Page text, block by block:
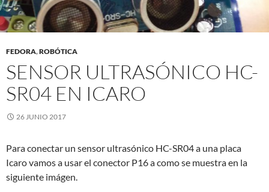
FEDORA,ROBÓTICA
SENSOR ULTRASÓNICO HC-
SR04 EN ICARO
26 JUNIO 2017
Para conectar un sensor ultrasónico HC-SR04 a una placa
Icaro vamos a usar el conector P16 a como se muestra en la
siguiente imágen.